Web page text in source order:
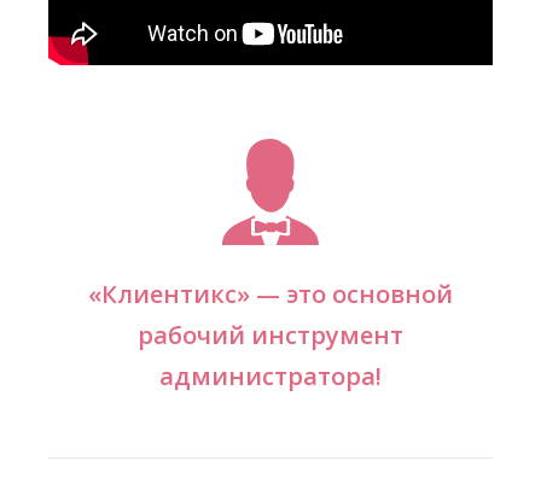
«Клиентикс» — это основной
рабочий инструмент
администратора!